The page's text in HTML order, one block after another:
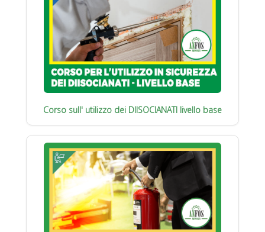
Corso sull' utilizzo dei DIISOCIANATI livello base